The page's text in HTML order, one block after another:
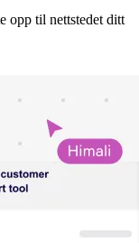
opp til nettstedet ditt